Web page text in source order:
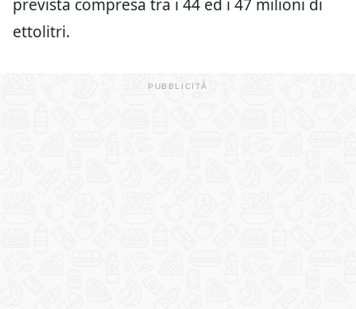
prevista compresa tra i 44 ed i 47 milioni di
ettolitri.